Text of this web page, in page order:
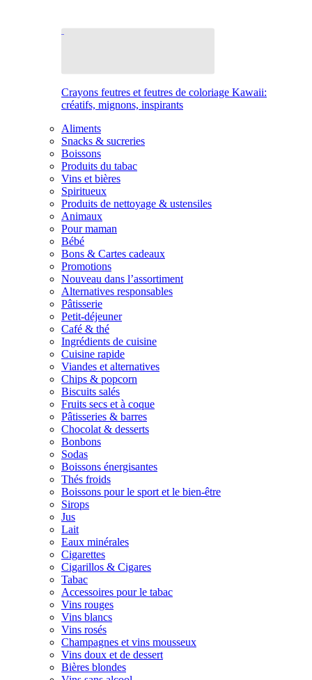
Crayons feutres et feutres de coloriage Kawaii:
créatifs, mignons, inspirants
Aliments
Snacks & sucreries
Boissons
Produits du tabac
Vins et bières
Spiritueux
Produits de nettoyage & ustensiles
Animaux
Pour maman
Bébé
Bons & Cartes cadeaux
Promotions
Nouveau dans l’assortiment
Alternatives responsables
Pâtisserie
Petit-déjeuner
Café & thé
Ingrédients de cuisine
Cuisine rapide
Viandes et alternatives
Chips & popcorn
Biscuits salés
Fruits secs et à coque
Pâtisseries & barres
Chocolat & desserts
Bonbons
Sodas
Boissons énergisantes
Thés froids
Boissons pour le sport et le bien-être
Sirops
Jus
Lait
Eaux minérales
Cigarettes
Cigarillos & Cigares
Tabac
Accessoires pour le tabac
Vins rouges
Vins blancs
Vins rosés
Champagnes et vins mousseux
Vins doux et de dessert
Bières blondes